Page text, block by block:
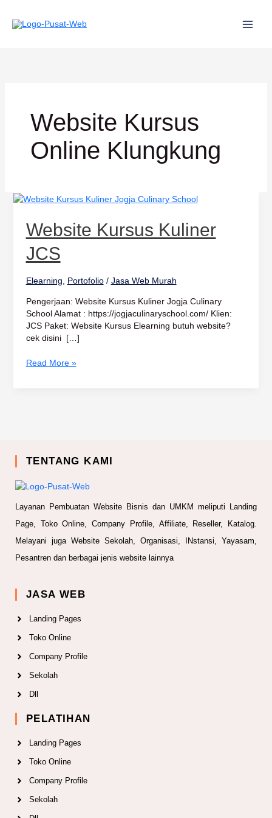
konten
Website Kursus
Online Klungkung
Website Kursus Kuliner
JCS
Elearning, Portofolio/ Jasa Web Murah
Pengerjaan: Website Kursus Kuliner Jogja Culinary
School Alamat : https://jogjaculinaryschool.com/ Klien:
JCS Paket: Website Kursus Elearning butuh website?
cek disini […]
Website
Kuliner
JCS
Read More »
TENTANG KAMI
Layanan Pembuatan Website Bisnis dan UMKM meliputi Landing
Page, Toko Online, Company Profile, Affiliate, Reseller, Katalog.
Melayani juga Website Sekolah, Organisasi, INstansi, Yayasam,
Pesantren dan berbagai jenis website lainnya
JASA WEB
Landing Pages
Toko Online
Company Profile
Sekolah
Dll
PELATIHAN
Landing Pages
Toko Online
Company Profile
Sekolah